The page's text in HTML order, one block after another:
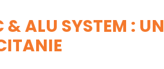
& ALU SYSTEM :